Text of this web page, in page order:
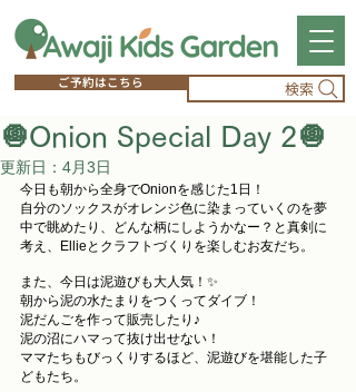
ご予約はこちら 検索
🧅Onion Special Day 2🧅
更新日： 4月3日
今日も朝から全身でOnionを感じた1日！
自分のソックスがオレンジ色に染まっていくのを夢
中で眺めたり、どんな柄にしようかなー？と真剣に
考え、Ellieとクラフトづくりを楽しむお友だち。
また、今日は泥遊びも大人気！✨
朝から泥の水たまりをつくってダイブ！
泥だんごを作って販売したり♪
泥の沼にハマって抜け出せない！
ママたちもびっくりするほど、泥遊びを堪能した子
どもたち。